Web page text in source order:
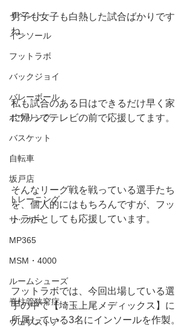
イベント
インソール
フットラボ
バックジョイ
バレーボール
ボウリング
バスケット
自転車
坂戸店
トレーニング
サッカー
MP365
MSM・4000
ルームシューズ
脊柱管狭窄症
ウェブストア
男子も女子も白熱した試合ばかりです
ね。
私も試合のある日はできるだけ早く家
に帰ってテレビの前で応援してます。
そんなリーグ戦を戦っている選手たち
を、個人的にはもちろんですが、フッ
トラボとしても応援しています。
フットラボでは、今回出場している選
手の中で【埼玉上尾メディックス】に
所属している3名にインソールを作製。